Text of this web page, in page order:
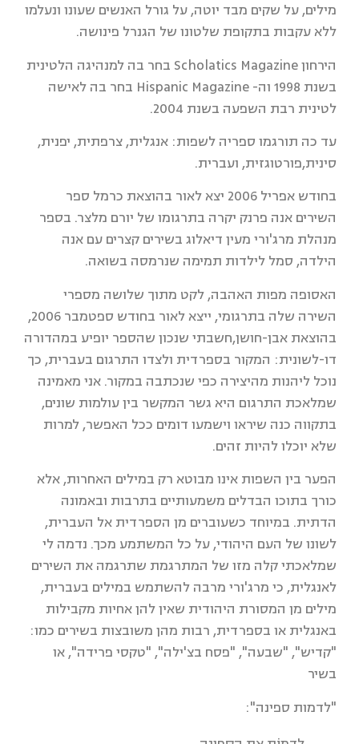
מילים, על שקים מבד יוטה, על גורל האנשים שעונו ונעלמו
ללא עקבות בתקופת שלטונו של הגנרל פינושה.
הירחון Scholatics Magazine בחר בה למנהיגה הלטינית
בשנת 1998 וה- Hispanic Magazine בחר בה לאישה
לטינית רבת השפעה בשנת 2004.
עד כה תורגמו ספריה לשפות: אנגלית, צרפתית, יפנית,
סינית,פורטוגזית, ועברית.
בחודש אפריל 2006 יצא לאור בהוצאת כרמל ספר
השירים אנה פרנק יקרה בתרגומו של יורם מלצר. בספר
מנהלת מרג'ורי מעין דיאלוג בשירים קצרים עם אנה
הילדה, סמל לילדות תמימה שנרמסה בשואה.
האסופה מפות האהבה, לקט מתוך שלושה מספרי
השירה שלה בתרגומי, ייצא לאור בחודש ספטמבר 2006,
בהוצאת אבן-חושן,חשבתי שנכון שהספר יופיע במהדורה
דו-לשונית: המקור בספרדית ולצדו התרגום בעברית, כך
נוכל ליהנות מהיצירה כפי שנכתבה במקור. אני מאמינה
שמלאכת התרגום היא גשר המקשר בין עולמות שונים,
בתקווה כנה שיראו וישמעו דומים ככל האפשר, למרות
שלא יוכלו להיות זהים.
הפער בין השפות אינו מבוטא רק במילים האחרות, אלא
כורך בתוכו הבדלים משמעותיים בתרבות ובאמונה
הדתית. במיוחד כשעוברים מן הספרדית אל העברית,
לשונו של העם היהודי, על כל המשתמע מכך. נדמה לי
שמלאכתי קלה מזו של המתרגמת שתרגמה את השירים
לאנגלית, כי מרג'ורי מרבה להשתמש במילים בעברית,
מילים מן המסורת היהודית שאין להן אחיות מקבילות
באנגלית או בספרדית, רבות מהן משובצות בשירים כמו:
"קדיש", "שבעה", "פסח בצ'ילה", "טקסי פרידה", או
בשיר
"לדמות ספינה":